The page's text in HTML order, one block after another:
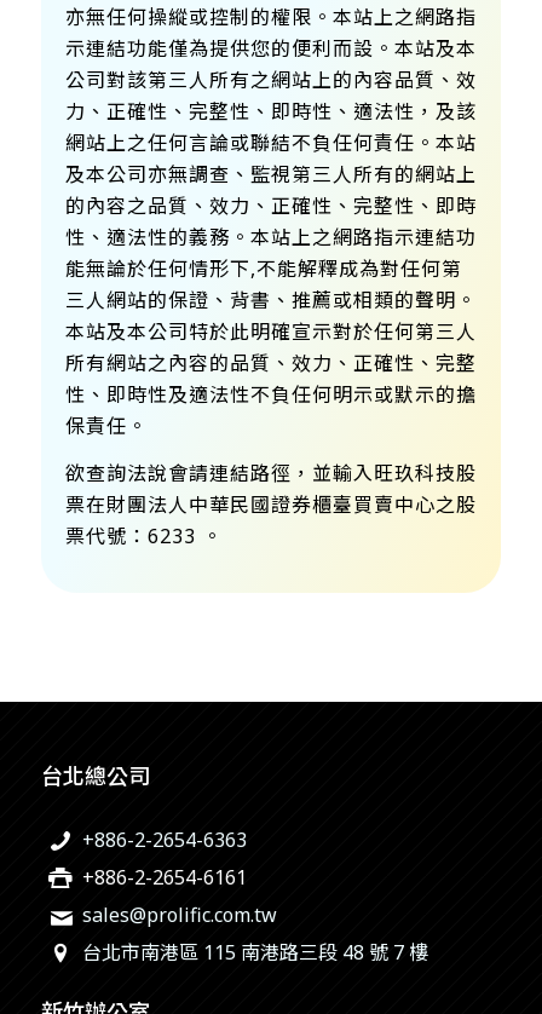
亦無任何操縱或控制的權限。本站上之網路指
示連結功能僅為提供您的便利而設。本站及本
公司對該第三人所有之網站上的內容品質、效
力、正確性、完整性、即時性、適法性，及該
網站上之任何言論或聯結不負任何責任。本站
及本公司亦無調查、監視第三人所有的網站上
的內容之品質、效力、正確性、完整性、即時
性、適法性的義務。本站上之網路指示連結功
能無論於任何情形下,不能解釋成為對任何第
三人網站的保證、背書、推薦或相類的聲明。
本站及本公司特於此明確宣示對於任何第三人
所有網站之內容的品質、效力、正確性、完整
性、即時性及適法性不負任何明示或默示的擔
保責任。
欲查詢法說會請連結路徑 ，並輸入旺玖科技股
票在財團法人中華民國證券櫃臺買賣中心之股
票代號：6233 。
台北總公司
+886-2-2654-6363
+886-2-2654-6161
sales@prolific.com.tw
台北市南港區 115 南港路三段 48 號 7 樓